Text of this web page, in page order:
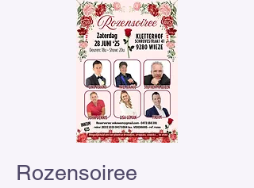
Rozensoiree